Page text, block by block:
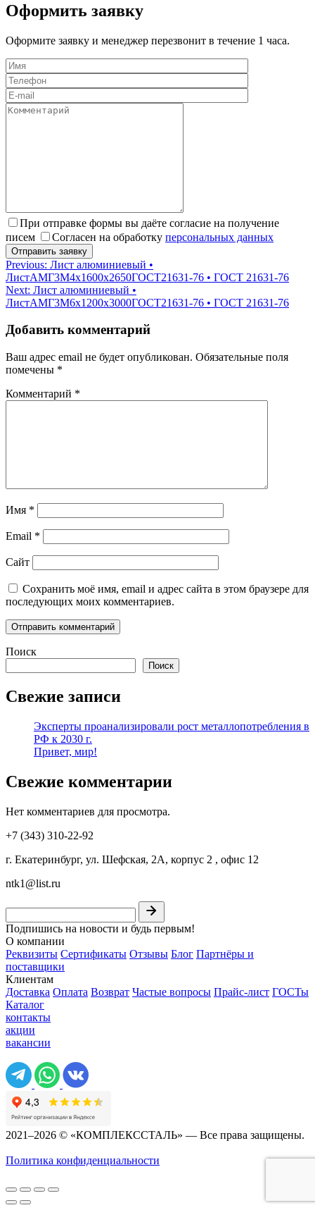
Оформить заявку
Оформите заявку и менеджер перезвонит в течение 1 часа.
При отправке формы вы даёте согласие на получение
писем
Согласен на обработку персональных данных
Навигация
по
записям
Previous: Лист алюминиевый •
ЛистАМГ3М4х1600х2650ГОСТ21631-76 • ГОСТ 21631-76
Next: Лист алюминиевый •
ЛистАМГ3М6х1200х3000ГОСТ21631-76 • ГОСТ 21631-76
Добавить комментарий
Ваш адрес email не будет опубликован. Обязательные поля
помечены *
Комментарий *
Имя *
Email *
Сайт
Сохранить моё имя, email и адрес сайта в этом браузере для
последующих моих комментариев.
Поиск
Поиск
Свежие записи
Эксперты проанализировали рост металлопотребления в
РФ к 2030 г.
Привет, мир!
Свежие комментарии
Нет комментариев для просмотра.
+7 (343) 310-22-92
г. Екатеринбург, ул. Шефская, 2А, корпус 2 , офис 12
ntk1@list.ru
Подпишись на новости и будь первым!
О компании
Реквизиты Сертификаты Отзывы Блог Партнёры и
поставщики
Клиентам
Доставка Оплата Возврат Частые вопросы Прайс-лист ГОСТы
Каталог
контакты
акции
вакансии
2021–2026 © «КОМПЛЕКССТАЛЬ» — Все права защищены.
Политика конфиденциальности